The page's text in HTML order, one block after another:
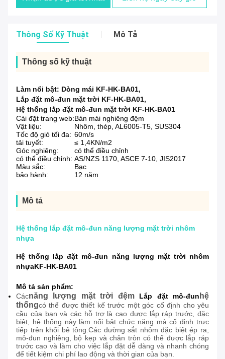
Thông Số Kỹ Thuật Mô Tả
Thông số kỹ thuật
Làm nổi bật: Dòng mái KF-HK-BA01,
Lắp đặt mô-đun mặt trời KF-HK-BA01,
Hệ thống lắp đặt mô-đun mặt trời KF-HK-BA01
Cài đặt trang web:Bàn mái nghiêng đệm
Vật liệu:
Nhôm, thép, AL6005-T5, SUS304
Tốc độ gió tối đa: 60m/s
tải tuyết:
≤ 1,4KN/m2
Góc nghiêng:
có thể điều chỉnh
có thể điều chỉnh: AS/NZS 1170, ASCE 7-10, JIS2017
Màu sắc:
Bạc
bảo hành:
12 năm
Mô tả
Hệ thống lắp đặt mô-đun năng lượng mặt trời nhôm
nhựa
Hệ thống lắp đặt mô-đun năng lượng mặt trời nhôm
nhựaKF-HK-BA01
Mô tả sản phẩm:
Cácnăng lượng mặt trời đệm Lắp đặt mô-đun hệ
thốngcó thể được thiết kế trước một góc cố định cho yêu
cầu của bạn và các hỗ trợ là cao được lắp ráp trước, đặc
biệt, hệ thống này làm nổi bật chức năng mà cố định trực
tiếp trên khối bê tông.Các đường sắt nhôm đặc biệt ép ra,
mô-đun nghiêng, bộ kẹp và chân tròn có thể được lắp ráp
trước cao và làm cho việc lắp đặt dễ dàng và nhanh chóng
để tiết kiệm chi phí lao động và thời gian của bạn.